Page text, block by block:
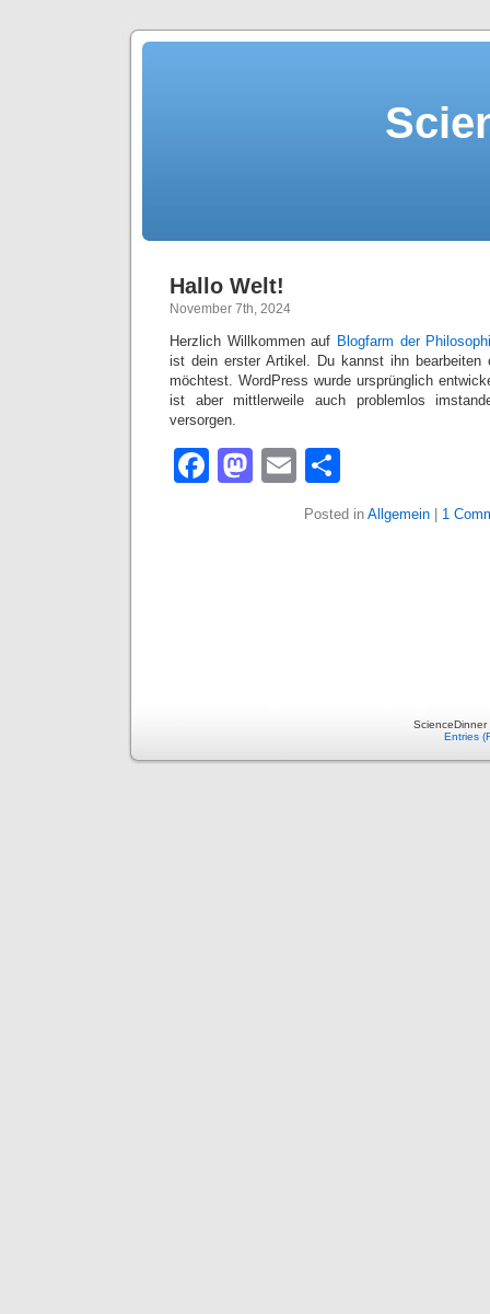
Hallo Welt!
November 7th, 2024
Herzlich Willkommen auf Blogfarm der
ist dein erster Artikel. Du kannst ihn bearbeiten
möchtest. WordPress wurde ursprünglich
ist aber mittlerweile auch problemlos
versorgen.
Facebook
Mastodon
Email
Posted in Allgemein 1
Entries